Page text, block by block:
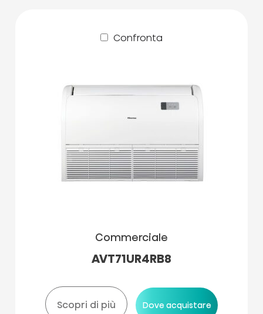
Confronta
Commerciale
AVT71UR4RB8
Scopri di più Dove acquistare